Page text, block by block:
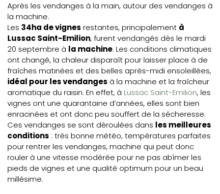
Après les vendanges à la main, autour des vendanges à
la machine.
Les 34ha de vignes restantes, principalement à
Lussac Saint-Emilion, furent vendangés dès le mardi
20 septembre à la machine. Les conditions climatiques
ont changé, la chaleur disparaît pour laisser place à de
fraîches matinées et des belles après-midi ensoleillées,
idéal pour les vendanges à la machine et la fraîcheur
aromatique du raisin. En effet, à Lussac Saint-Emilion, les
vignes ont une quarantaine d’années, elles sont bien
enracinées et ont donc peu souffert de la sécheresse.
Ces vendanges se sont déroulées dans les meilleures
conditions : très bonne météo, températures parfaites
pour rentrer les vendanges, machine qui peut donc
rouler à une vitesse modérée pour ne pas abîmer les
pieds de vignes et une qualité optimum pour un beau
millésime.